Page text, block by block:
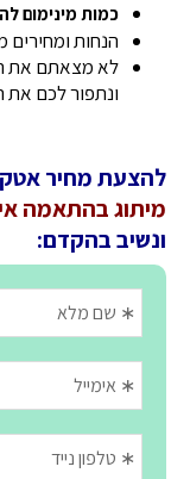
כמות מינימום
הנחות ומחירים
לא מצאתם את
ונתפור לכם
להצעת מחיר
מיתוג בהתאמה
ונשיב בהקדם: